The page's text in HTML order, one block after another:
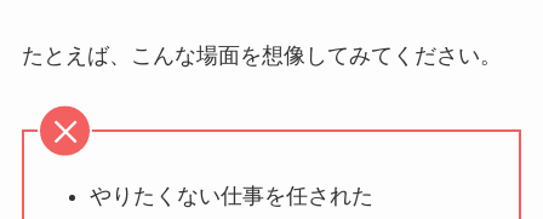
たとえば、こんな場面を想像してみてください。
やりたくない仕事を任された